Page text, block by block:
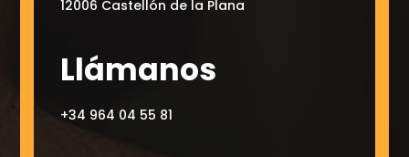
12006 Castellón de la Plana
Llámanos
+34 964 04 55 81